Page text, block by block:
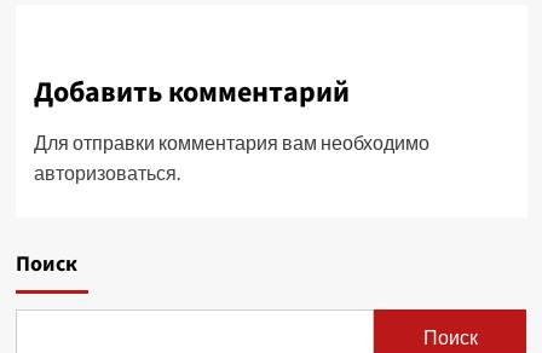
Добавить комментарий
Для отправки комментария вам необходимо
авторизоваться.
Поиск
Поиск